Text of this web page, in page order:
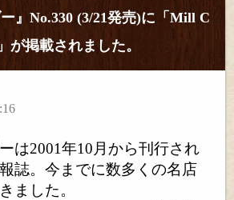
ー』No.330 (3/21発売)に「Mill C
が掲載されました。
は2001年10月から刊行され
誌。今までに数多くの名店
ました。